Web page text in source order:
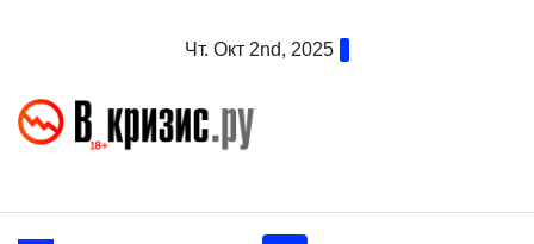
Чт. Окт 2nd, 2025